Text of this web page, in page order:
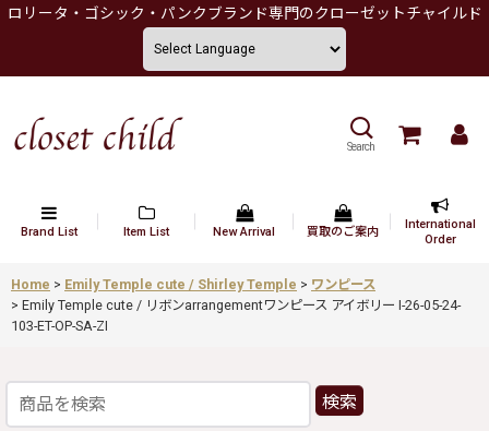
ロリータ・ゴシック・パンクブランド専門のクローゼットチャイルド
Search
Brand List Item List New Arrival 買取のご案内
International
Order
Home > Emily Temple cute / Shirley Temple > ワンピース
> Emily Temple cute / リボンarrangementワンピース アイボリー I-26-05-24-
103-ET-OP-SA-ZI
検索